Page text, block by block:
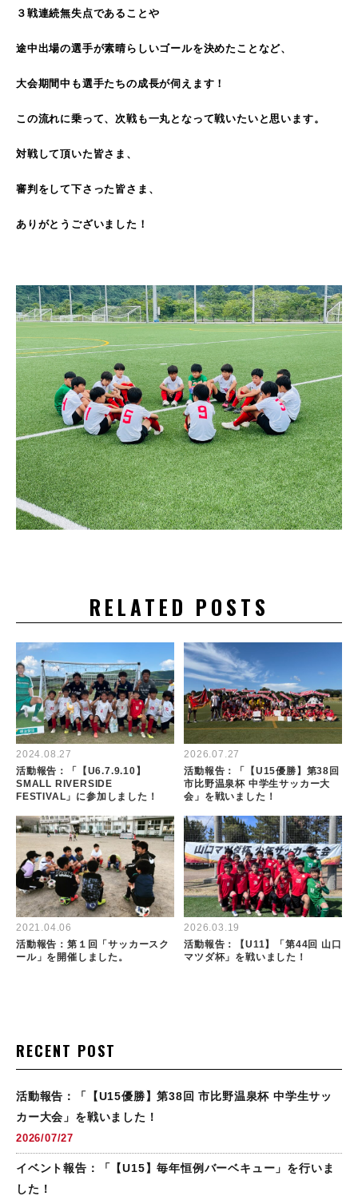
３戦連続無失点であることや
途中出場の選手が素晴らしいゴールを決めたことなど、
大会期間中も選手たちの成長が伺えます！
この流れに乗って、次戦も一丸となって戦いたいと思います。
対戦して頂いた皆さま、
審判をして下さった皆さま、
ありがとうございました！
RELATED POSTS
2024.08.27
活動報告：「【U6.7.9.10】
SMALL RIVERSIDE
FESTIVAL」に参加しました！
2026.07.27
活動報告：「【U15優勝】第38回
市比野温泉杯 中学生サッカー大
会」を戦いました！
2021.04.06
活動報告：第１回「サッカースク
ール」を開催しました。
2026.03.19
活動報告：【U11】「第44回 山口
マツダ杯」を戦いました！
RECENT POST
活動報告：「【U15優勝】第38回 市比野温泉杯 中学生サッ
カー大会」を戦いました！
2026/07/27
イベント報告：「【U15】毎年恒例バーベキュー」を行いま
した！